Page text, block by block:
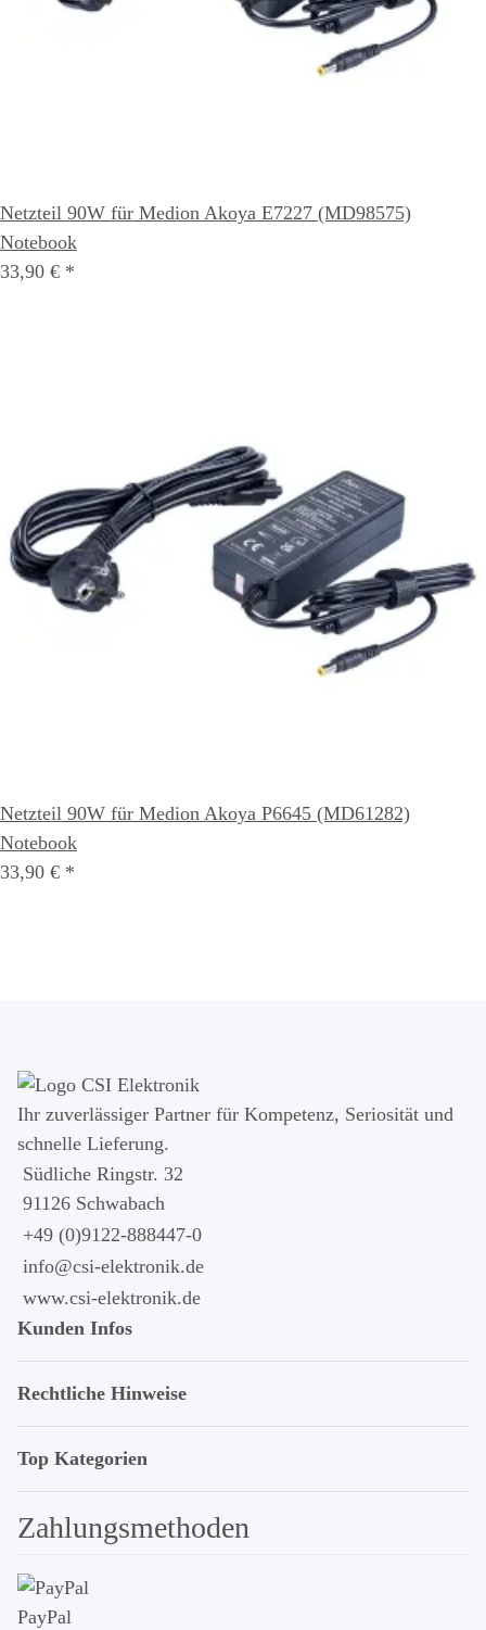
Netzteil 90W für Medion Akoya E7227 (MD98575)
Notebook
33,90 € *
Netzteil 90W für Medion Akoya P6645 (MD61282)
Notebook
33,90 € *
Ihr zuver­läs­siger Partner für Kom­pe­tenz, Seri­osi­tät und
schnel­le Lie­ferung.
Südliche Ringstr. 32
91126 Schwabach
+49 (0)9122-888447-0
info@csi-elektronik.de
www.csi-elektronik.de
Kunden Infos
Rechtliche Hinweise
Top Kategorien
Zahlungsmethoden
PayPal